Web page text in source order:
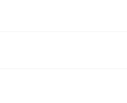
ej hemleverans). Frakten tas bort per